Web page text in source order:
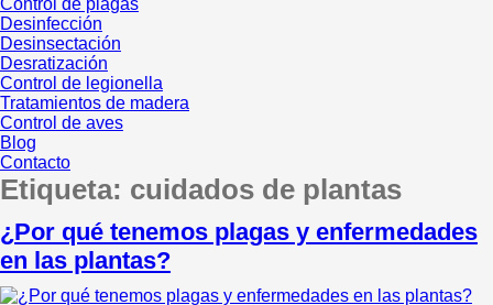
Control de plagas
Desinfección
Desinsectación
Desratización
Control de legionella
Tratamientos de madera
Control de aves
Blog
Contacto
Etiqueta: cuidados de plantas
¿Por qué tenemos plagas y enfermedades
en las plantas?